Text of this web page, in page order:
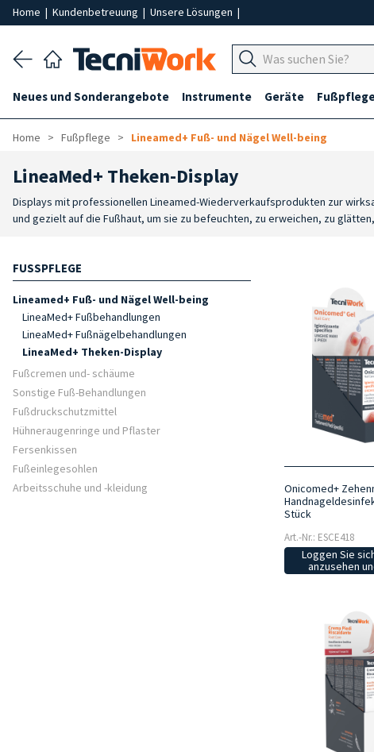
Home | Kundenbetreuung | Unsere Lösungen |
Neues und Sonderangebote Instrumente Geräte
Home Fußpflege Lineamed+ Fuß- und Nägel Well-being
LineaMed+ Theken-Display
Displays mit professionellen Lineamed-Wiederverkaufsprodukten zur
und gezielt auf die Fußhaut, um sie zu befeuchten, zu erweichen, zu
FUSSPFLEGE
Lineamed+ Fuß- und Nägel Well-being
LineaMed+ Fußbehandlungen
LineaMed+ Fußnägelbehandlungen
LineaMed+ Theken-Display
Fußcremen und- schäume
Sonstige Fuß-Behandlungen
Fußdruckschutzmittel
Hühneraugenringe und Pflaster
Fersenkissen
Fußeinlegesohlen
Arbeitsschuhe und -kleidung
Onicomed+
Stück
Art.-Nr.: ESCE418
Loggen Sie
anzusehen